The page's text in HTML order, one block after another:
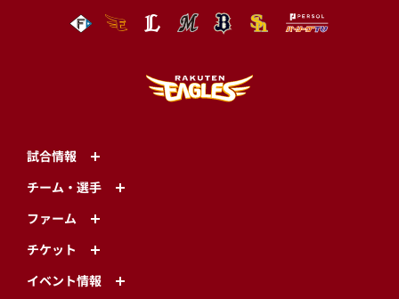
試合情報
チーム・選手
ファーム
チケット
イベント情報